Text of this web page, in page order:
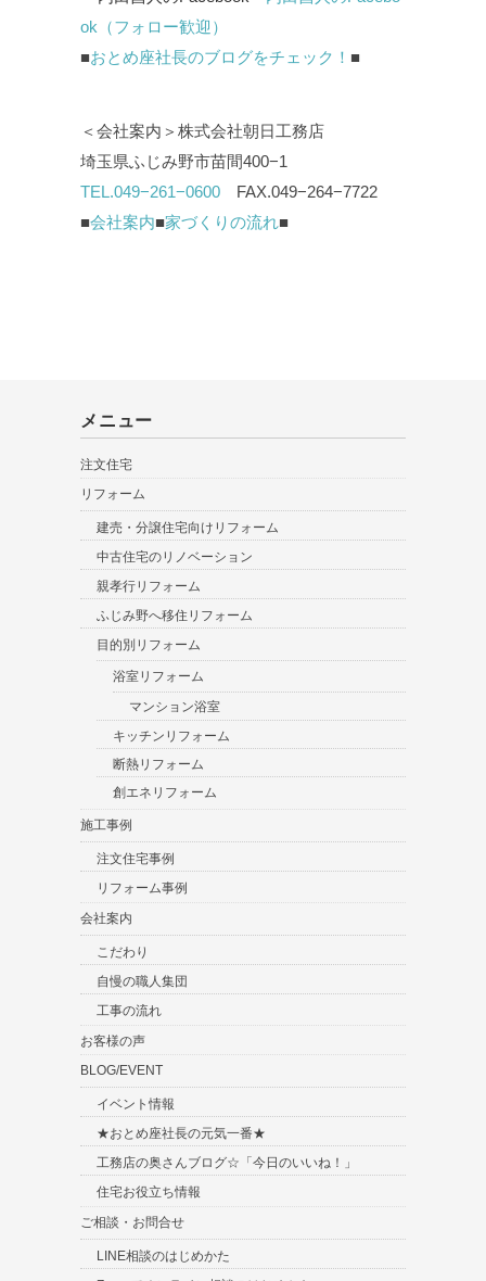
ok（フォロー歓迎）
■おとめ座社長のブログをチェック！ ■
＜会社案内＞株式会社朝日工務店
埼玉県ふじみ野市苗間400−1
TEL.049−261−0600 FAX.049−264−7722
■会社案内■家づくりの流れ■
メニュー
注文住宅
リフォーム
建売・分譲住宅向けリフォーム
中古住宅のリノベーション
親孝行リフォーム
ふじみ野へ移住リフォーム
目的別リフォーム
浴室リフォーム
マンション浴室
キッチンリフォーム
断熱リフォーム
創エネリフォーム
施工事例
注文住宅事例
リフォーム事例
会社案内
こだわり
自慢の職人集団
工事の流れ
お客様の声
BLOG/EVENT
イベント情報
★おとめ座社長の元気一番★
工務店の奥さんブログ☆「今日のいいね！」
住宅お役立ち情報
ご相談・お問合せ
LINE相談のはじめかた